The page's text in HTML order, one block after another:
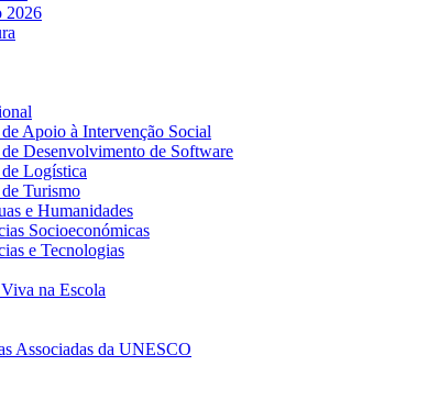
2026
Apoio à Intervenção Social
Desenvolvimento de Software
Logística
Turismo
e Humanidades
Socioeconómicas
e Tecnologias
na Escola
Associadas da UNESCO